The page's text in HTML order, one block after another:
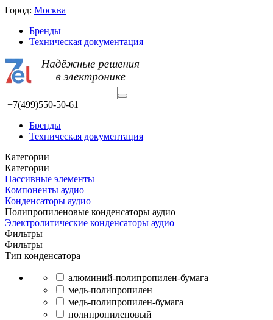
Город: Москва
Бренды
Техническая документация
+7(499)550-50-61
Бренды
Техническая документация
Категории
Категории
Пассивные элементы
Компоненты аудио
Конденсаторы аудио
Полипропиленовые конденсаторы аудио
Электролитические конденсаторы аудио
Фильтры
Фильтры
Тип конденсатора
алюминий-полипропилен-бумага
медь-полипропилен
медь-полипропилен-бумага
полипропиленовый